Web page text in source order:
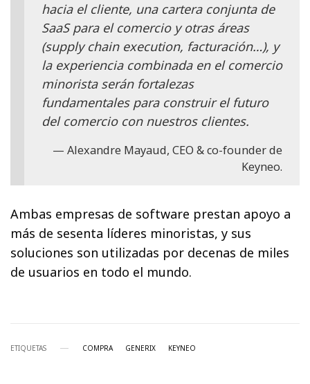
hacia el cliente, una cartera conjunta de
SaaS para el comercio y otras áreas
(supply chain execution, facturación…), y
la experiencia combinada en el comercio
minorista serán fortalezas
fundamentales para construir el futuro
del comercio con nuestros clientes.
Alexandre Mayaud, CEO & co-founder de
Keyneo.
Ambas empresas de software prestan apoyo a
más de sesenta líderes minoristas, y sus
soluciones son utilizadas por decenas de miles
de usuarios en todo el mundo.
ETIQUETAS COMPRA GENERIX KEYNEO